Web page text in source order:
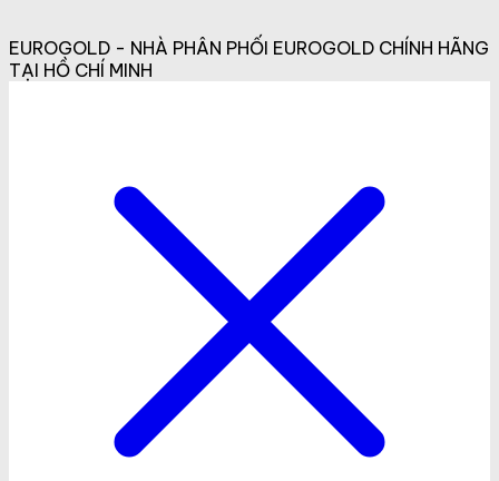
EUROGOLD - NHÀ PHÂN PHỐI EUROGOLD CHÍNH HÃNG
TẠI HỒ CHÍ MINH